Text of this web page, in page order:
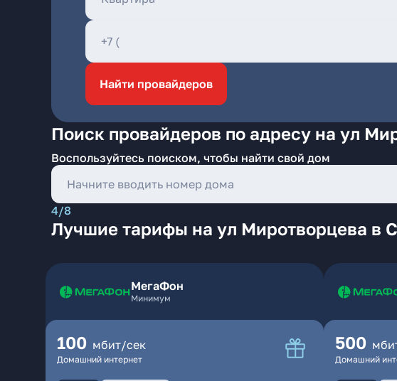
Найти провайдеров
Поиск провайдеров по адресу на ул
Воспользуйтесь поиском, чтобы найти свой дом
4/8
Лучшие тарифы на ул Миротворцева в
МегаФон
Минимум
100 мбит/сек
Домашний интернет
500
Домашний